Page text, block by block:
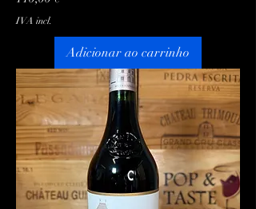
IVA incl.
Adicionar ao carrinho